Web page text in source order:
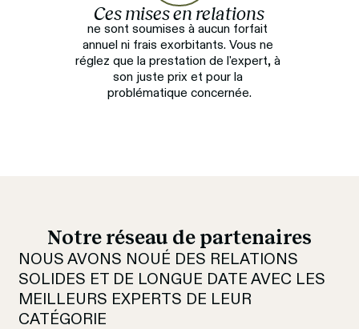
Ces mises en relations
ne sont soumises à aucun forfait
annuel ni frais exorbitants. Vous ne
réglez que la prestation de l'expert, à
son juste prix et pour la
problématique concernée.
Notre réseau de partenaires
NOUS AVONS NOUÉ DES RELATIONS
SOLIDES ET DE LONGUE DATE AVEC LES
MEILLEURS EXPERTS DE LEUR
CATÉGORIE